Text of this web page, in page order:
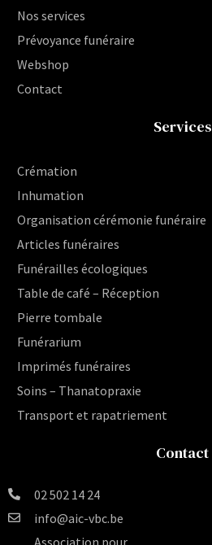
Nos services
Prévoyance funéraire
Webshop
Contact
Services
Crémation
Inhumation
Organisation cérémonie funéraire
Articles funéraires
Funérailles écologiques
Table de café – Réception
Pierre tombale
Funérarium
Imprimés funéraires
Soins – Thanatopraxie
Transport et rapatriement
Contact
02 502 14 24
info@aic-vbc.be
Association pour